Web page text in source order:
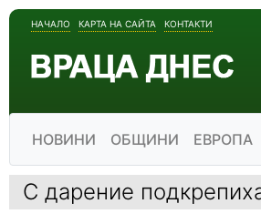
НАЧАЛО КАРТА НА САЙТА КОНТАКТИ
НОВИНИ ОБЩИНИ ЕВРОПА
С дарение